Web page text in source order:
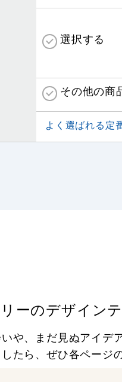
選択する
その他の商
よく選ばれる定
ーのデザイン
や、まだ見ぬアイデ
たら、ぜひ各ページ